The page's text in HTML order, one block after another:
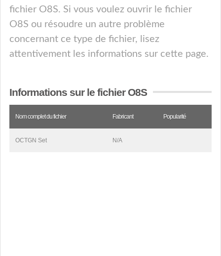
fichier O8S. Si vous voulez ouvrir le fichier
O8S ou résoudre un autre problème
concernant ce type de fichier, lisez
attentivement les informations sur cette page.
Informations sur le fichier O8S
Nom complet du fichier Fabricant Popularité
OCTGN Set N/A